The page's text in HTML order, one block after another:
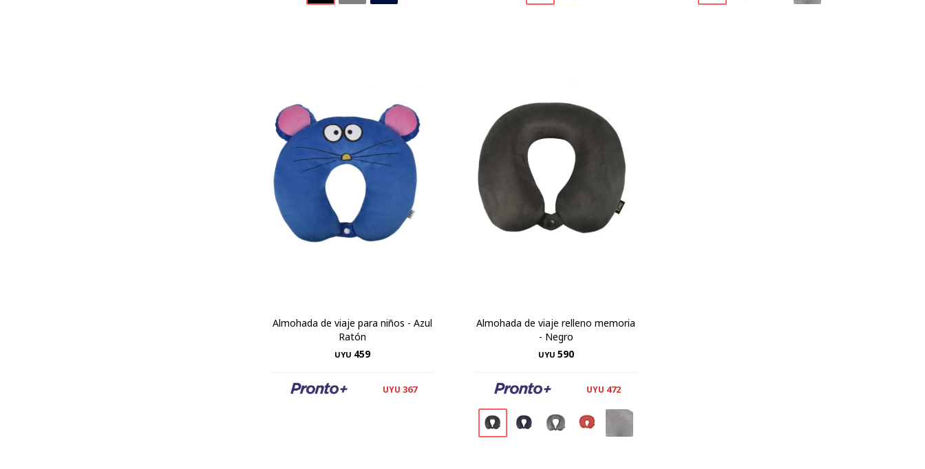
Almohada de viaje para niños - Azul
Ratón
UYU 459
UYU 367
Almohada de viaje relleno memoria
- Negro
UYU 590
UYU 472